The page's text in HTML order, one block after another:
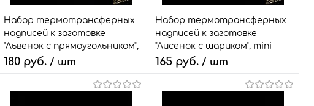
Набор термотрансферных
надписей к заготовке
"Львенок с прямоугольником",
maxi
180 руб. / шт
Набор термотрансферных
надписей к заготовке
"Лисенок с шариком", mini
165 руб./ шт